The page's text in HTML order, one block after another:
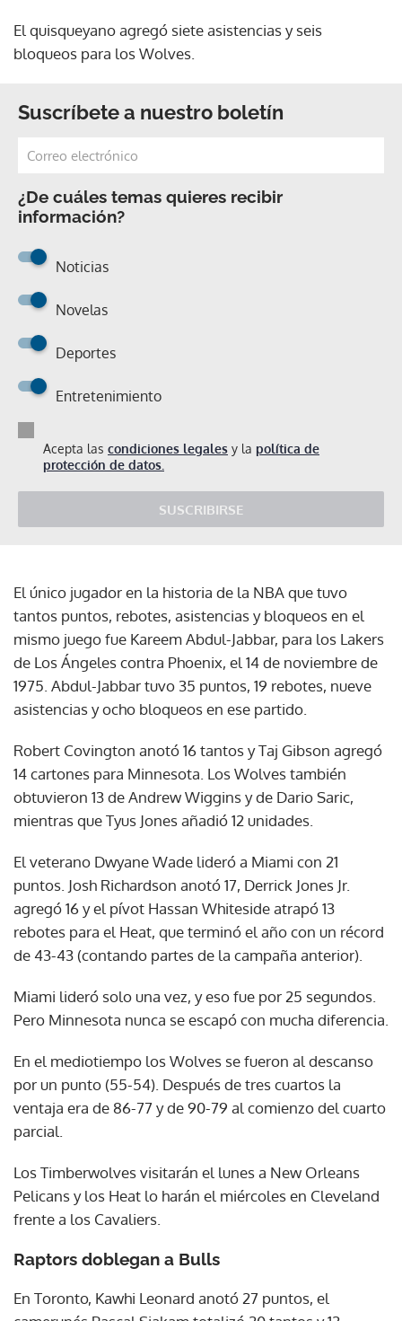
El quisqueyano agregó siete asistencias y seis
bloqueos para los Wolves.
Suscríbete a nuestro boletín
¿De cuáles temas quieres recibir
información?
Noticias
Novelas
Deportes
Entretenimiento
Acepta las condiciones legales y la política de
protección de datos.
SUSCRIBIRSE
El único jugador en la historia de la NBA que tuvo
tantos puntos, rebotes, asistencias y bloqueos en el
mismo juego fue Kareem Abdul-Jabbar, para los Lakers
de Los Ángeles contra Phoenix, el 14 de noviembre de
1975. Abdul-Jabbar tuvo 35 puntos, 19 rebotes, nueve
asistencias y ocho bloqueos en ese partido.
Robert Covington anotó 16 tantos y Taj Gibson agregó
14 cartones para Minnesota. Los Wolves también
obtuvieron 13 de Andrew Wiggins y de Dario Saric,
mientras que Tyus Jones añadió 12 unidades.
El veterano Dwyane Wade lideró a Miami con 21
puntos. Josh Richardson anotó 17, Derrick Jones Jr.
agregó 16 y el pívot Hassan Whiteside atrapó 13
rebotes para el Heat, que terminó el año con un récord
de 43-43 (contando partes de la campaña anterior).
Miami lideró solo una vez, y eso fue por 25 segundos.
Pero Minnesota nunca se escapó con mucha diferencia.
En el mediotiempo los Wolves se fueron al descanso
por un punto (55-54). Después de tres cuartos la
ventaja era de 86-77 y de 90-79 al comienzo del cuarto
parcial.
Los Timberwolves visitarán el lunes a New Orleans
Pelicans y los Heat lo harán el miércoles en Cleveland
frente a los Cavaliers.
Raptors doblegan a Bulls
En Toronto, Kawhi Leonard anotó 27 puntos, el